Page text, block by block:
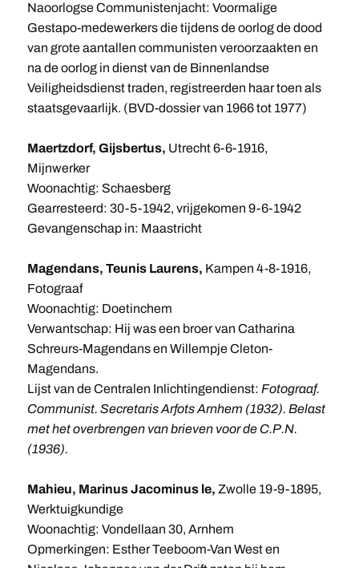
Naoorlogse Communistenjacht: Voormalige
Gestapo-medewerkers die tijdens de oorlog de dood
van grote aantallen communisten veroorzaakten en
na de oorlog in dienst van de Binnenlandse
Veiligheidsdienst traden, registreerden haar toen als
staatsgevaarlijk. (BVD-dossier van 1966 tot 1977)
Maertzdorf, Gijsbertus, Utrecht 6-6-1916,
Mijnwerker
Woonachtig: Schaesberg
Gearresteerd: 30-5-1942, vrijgekomen 9-6-1942
Gevangenschap in: Maastricht
Magendans, Teunis Laurens, Kampen 4-8-1916,
Fotograaf
Woonachtig: Doetinchem
Verwantschap: Hij was een broer van Catharina
Schreurs-Magendans en Willempje Cleton-
Magendans.
Lijst van de Centralen Inlichtingendienst: Fotograaf.
Communist. Secretaris Arfots Arnhem (1932). Belast
met het overbrengen van brieven voor de C.P.N.
(1936).
Mahieu, Marinus Jacominus le, Zwolle 19-9-1895,
Werktuigkundige
Woonachtig: Vondellaan 30, Arnhem
Opmerkingen: Esther Teeboom-Van West en